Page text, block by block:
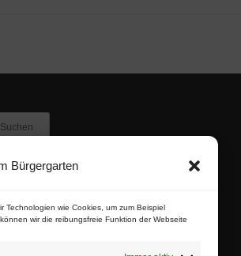
Bürgergarten
Technologien wie Cookies, um zum Beispiel
wir die reibungsfreie Funktion der Webseite
Suchen
von Martina Parker
von Mona Nikolay